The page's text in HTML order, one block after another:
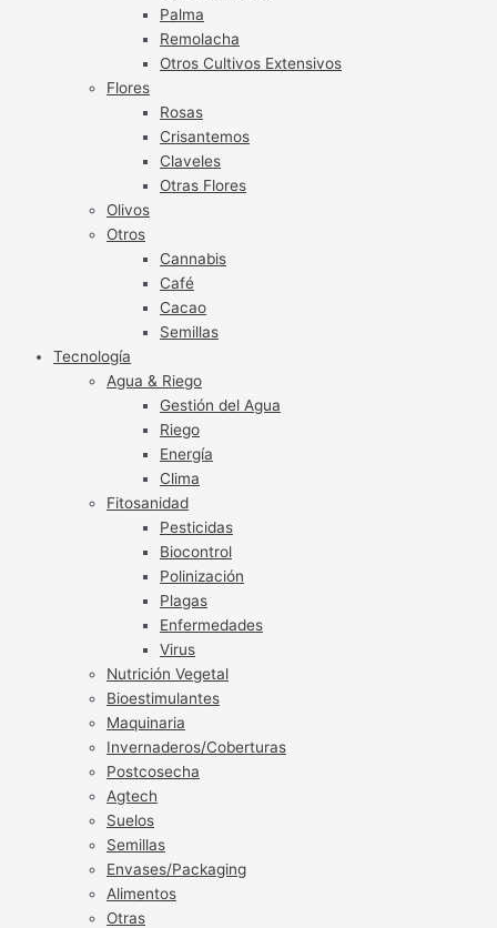
Palma
Remolacha
Otros Cultivos Extensivos
Flores
Rosas
Crisantemos
Claveles
Otras Flores
Olivos
Otros
Cannabis
Café
Cacao
Semillas
Tecnología
Agua & Riego
Gestión del Agua
Riego
Energía
Clima
Fitosanidad
Pesticidas
Biocontrol
Polinización
Plagas
Enfermedades
Virus
Nutrición Vegetal
Bioestimulantes
Maquinaria
Invernaderos/Coberturas
Postcosecha
Agtech
Suelos
Semillas
Envases/Packaging
Alimentos
Otras